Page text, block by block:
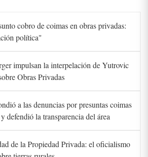
cobro de coimas en obras privadas:
política"
impulsan la interpelación de Yutrovic
Obras Privadas
a las denuncias por presuntas coimas
defendió la transparencia del área
de la Propiedad Privada: el oficialismo